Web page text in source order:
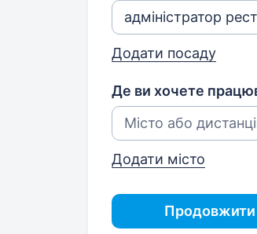
Додати посаду
Де ви хочете
Додати місто
Продовжити